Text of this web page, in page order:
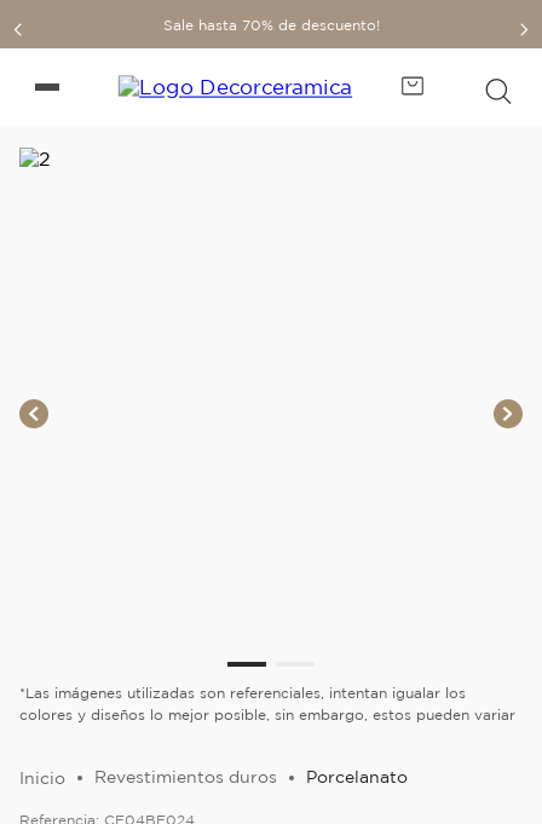
Sale hasta 70% de descuento!
*Las imágenes utilizadas son referenciales, intentan igualar los
colores y diseños lo mejor posible, sin embargo, estos pueden variar
Revestimientos duros Porcelanato
Referencia: CF04BE024